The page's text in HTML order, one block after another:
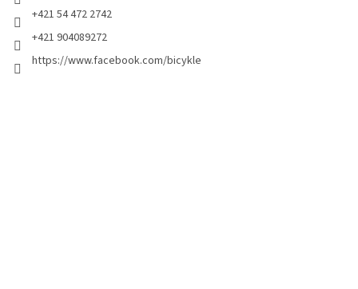
+421 54 472 2742
+421 904089272
https://www.facebook.com/bicykle